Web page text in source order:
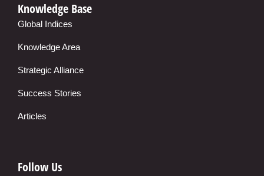
Knowledge Base
Global Indices
Knowledge Area
Strategic Alliance
Success Stories
Articles
Follow Us